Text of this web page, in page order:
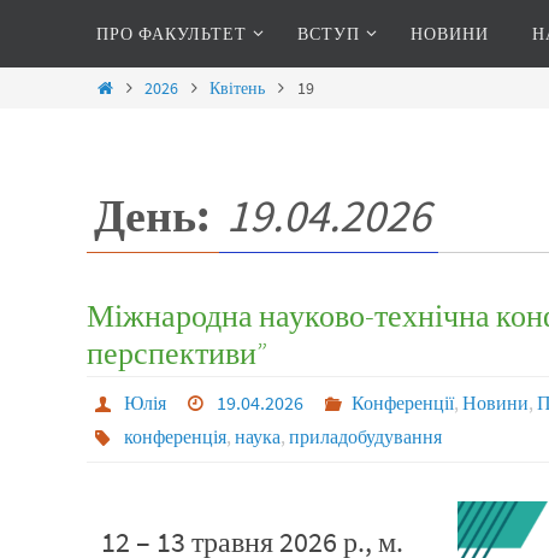
ПРО ФАКУЛЬТЕТ ВСТУП НОВИНИ
2026 Квітень 19
День: 19.04.2026
Міжнародна науково-технічна
перспективи”
Юлія 19.04.2026 Конференції,Новини,
конференція, наука, приладобудування
12 – 13 травня 2026 р., м.